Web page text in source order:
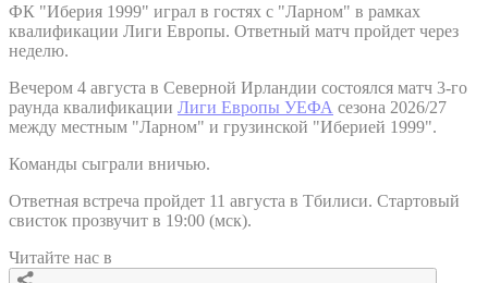
ФК "Иберия 1999" играл в гостях с "Ларном" в рамках
квалификации Лиги Европы. Ответный матч пройдет через
неделю.
Вечером 4 августа в Северной Ирландии состоялся матч 3-го
раунда квалификации Лиги Европы УЕФА сезона 2026/27
между местным "Ларном" и грузинской "Иберией 1999".
Команды сыграли вничью.
Ответная встреча пройдет 11 августа в Тбилиси. Стартовый
свисток прозвучит в 19:00 (мск).
Читайте нас в